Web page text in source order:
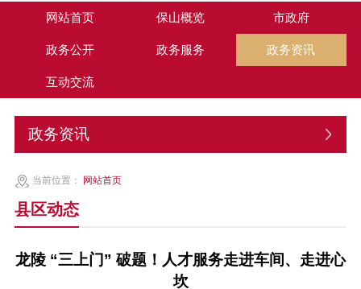
网站首页 保山概览 市政府
政务公开 政务服务 政务资讯
互动交流
政务资讯
当前位置： 网站首页
县区动态
龙陵 “三上门” 破题！人才服务走进车间、走进心
坎